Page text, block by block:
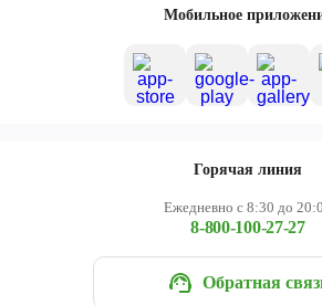
Мобильное
Горячая линия
Ежедневно с 8:30 до
8-800-100-27-27
Обратная